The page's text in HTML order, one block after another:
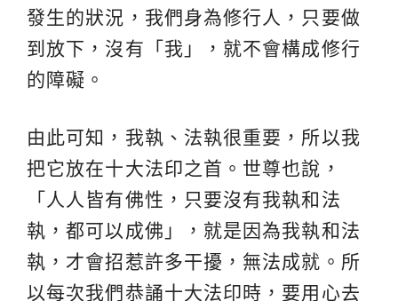
發生的狀況，我們身為修行人，只要做
到放下，沒有「我」，就不會構成修行
的障礙。
由此可知，我執、法執很重要，所以我
把它放在十大法印之首。世尊也說，
「人人皆有佛性，只要沒有我執和法
執，都可以成佛」，就是因為我執和法
執，才會招惹許多干擾，無法成就。所
以每次我們恭誦十大法印時，要用心去